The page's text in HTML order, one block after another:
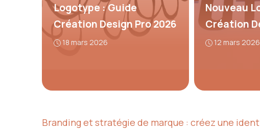
Logotype : Guide
Création Design Pro 2026
18 mars 2026
Nouveau
Création
12 mars 2026
Branding et stratégie de marque : créez une